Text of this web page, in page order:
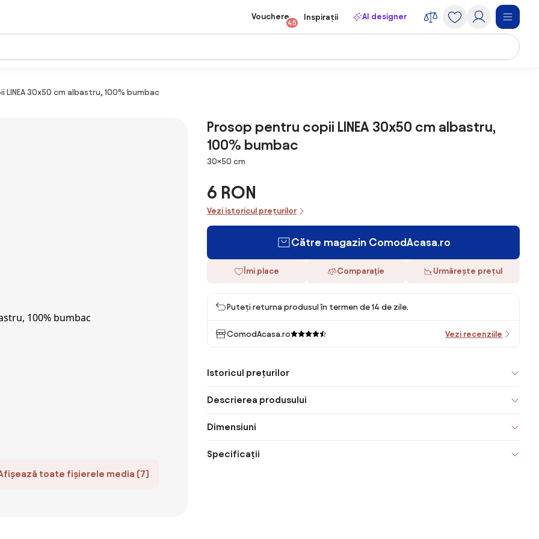
Vouchere
45
Inspirații AI designer
LINEA 30x50 cm albastru, 100% bumbac
toate fișierele media (7)
Prosop pentru copii LINEA 30x50 cm albastru,
100% bumbac
Dimensiuni
30×50 cm
6 RON
Vezi istoricul prețurilor
Către magazin ComodAcasa.ro
Îmi place Comparaţie Urmărește prețul
Puteți returna produsul în termen de 14 de zile.
ComodAcasa.ro Vezi recenziile
Istoricul prețurilor
Descrierea produsului
Dimensiuni
Specificații